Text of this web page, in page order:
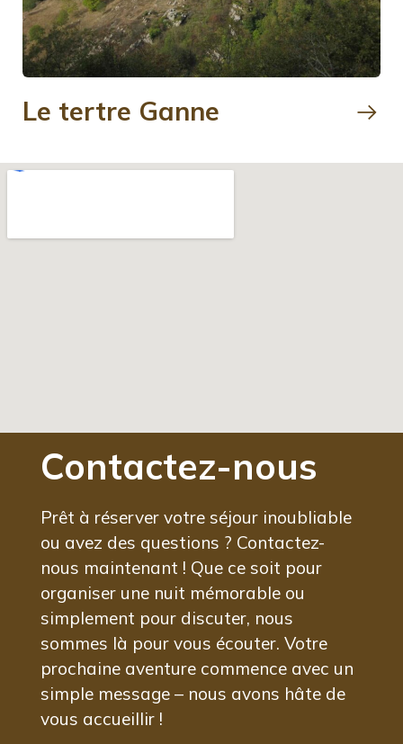
Le tertre Ganne
Contactez-nous
Prêt à réserver votre séjour inoubliable
ou avez des questions ? Contactez-
nous maintenant ! Que ce soit pour
organiser une nuit mémorable ou
simplement pour discuter, nous
sommes là pour vous écouter. Votre
prochaine aventure commence avec un
simple message – nous avons hâte de
vous accueillir !